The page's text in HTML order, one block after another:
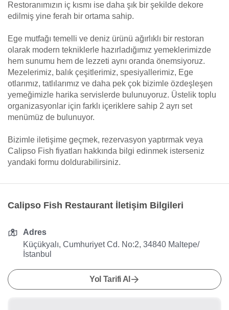
Restoranımızın iç kısmı ise daha şık bir şekilde dekore
edilmiş yine ferah bir ortama sahip.
Ege mutfağı temelli ve deniz ürünü ağırlıklı bir restoran
olarak modern tekniklerle hazırladığımız yemeklerimizde
hem sunumu hem de lezzeti aynı oranda önemsiyoruz.
Mezelerimiz, balık çeşitlerimiz, spesiyallerimiz, Ege
otlarımız, tatlılarımız ve daha pek çok bizimle özdeşleşen
yemeğimizle harika servislerde bulunuyoruz. Üstelik toplu
organizasyonlar için farklı içeriklere sahip 2 ayrı set
menümüz de bulunuyor.
Bizimle iletişime geçmek, rezervasyon yaptırmak veya
Calipso Fish fiyatları hakkında bilgi edinmek isterseniz
yandaki formu doldurabilirsiniz.
Calipso Fish Restaurant İletişim Bilgileri
Adres
Küçükyalı, Cumhuriyet Cd. No:2, 34840 Maltepe/
İstanbul
Yol Tarifi Al